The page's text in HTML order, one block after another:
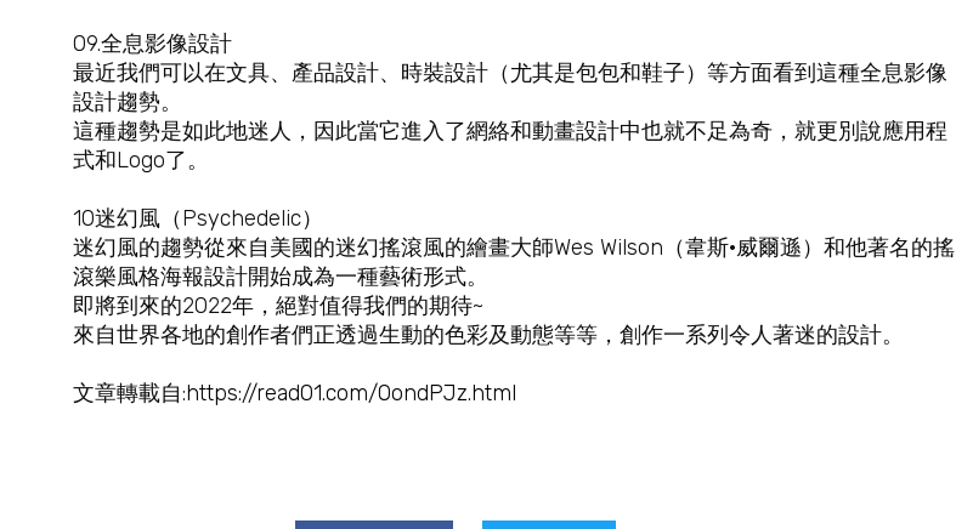
09.全息影像設計
最近我們可以在文具、產品設計、時裝設計（尤其是包包和鞋子）等方面看到這種全息影像
設計趨勢。
這種趨勢是如此地迷人，因此當它進入了網絡和動畫設計中也就不足為奇，就更別說應用程
式和Logo了。
10迷幻風（Psychedelic）
迷幻風的趨勢從來自美國的迷幻搖滾風的繪畫大師Wes Wilson（韋斯·威爾遜）和他著名的搖
滾樂風格海報設計開始成為一種藝術形式。
即將到來的2022年，絕對值得我們的期待~
來自世界各地的創作者們正透過生動的色彩及動態等等，創作一系列令人著迷的設計。
文章轉載自:https://read01.com/OondPJz.html